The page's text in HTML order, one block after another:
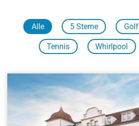
Alle 5 Sterne Golf
Tennis Whirlpool